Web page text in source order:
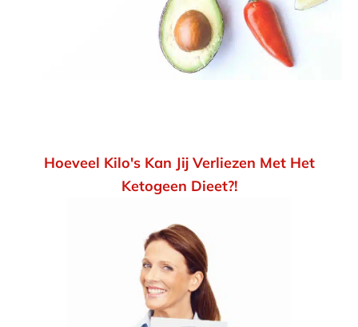
Hoeveel Kilo's Kan Jij Verliezen Met Het
Ketogeen Dieet?!